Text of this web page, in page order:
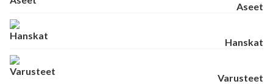
Aseet
Hanskat
Varusteet